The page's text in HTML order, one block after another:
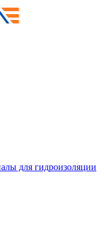
для гидроизоляции